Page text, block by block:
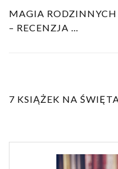
MAGIA
– RECENZJA ...
7 KSIĄŻEK NA